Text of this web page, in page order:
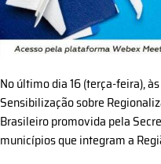
No último dia 16 (terça-feira),
Sensibilização sobre
Brasileiro promovida pela
municípios que integram a